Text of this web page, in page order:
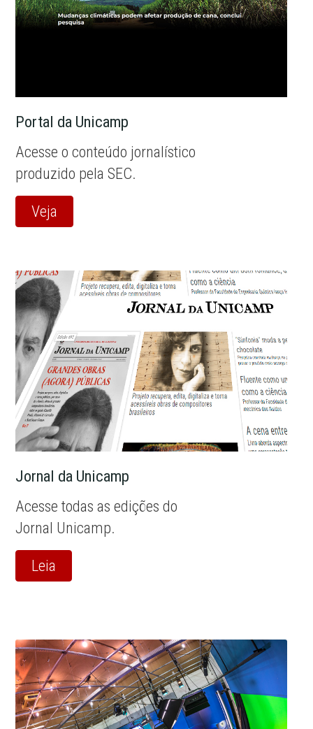
Portal da Unicamp
Acesse o conteúdo jornalístico
produzido pela SEC.
Veja
Jornal da Unicamp
Acesse todas as edições do
Jornal Unicamp.
Leia